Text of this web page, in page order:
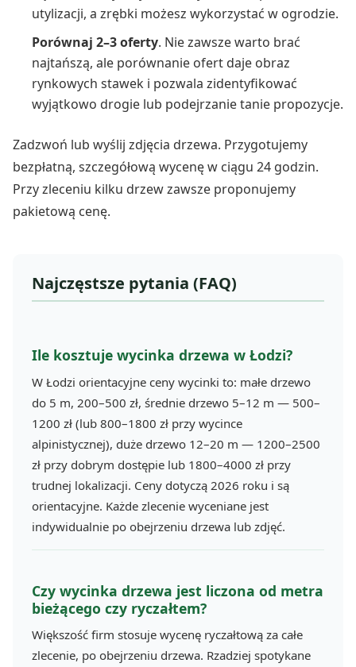
utylizacji, a zrębki możesz wykorzystać w ogrodzie.
Porównaj 2–3 oferty. Nie zawsze warto brać
najtańszą, ale porównanie ofert daje obraz
rynkowych stawek i pozwala zidentyfikować
wyjątkowo drogie lub podejrzanie tanie propozycje.
Zadzwoń lub wyślij zdjęcia drzewa. Przygotujemy
bezpłatną, szczegółową wycenę w ciągu 24 godzin.
Przy zleceniu kilku drzew zawsze proponujemy
pakietową cenę.
Najczęstsze pytania (FAQ)
Ile kosztuje wycinka drzewa w Łodzi?
W Łodzi orientacyjne ceny wycinki to: małe drzewo
do 5 m, 200–500 zł, średnie drzewo 5–12 m — 500–
1200 zł (lub 800–1800 zł przy wycince
alpinistycznej), duże drzewo 12–20 m — 1200–2500
zł przy dobrym dostępie lub 1800–4000 zł przy
trudnej lokalizacji. Ceny dotyczą 2026 roku i są
orientacyjne. Każde zlecenie wyceniane jest
indywidualnie po obejrzeniu drzewa lub zdjęć.
Czy wycinka drzewa jest liczona od metra
bieżącego czy ryczałtem?
Większość firm stosuje wycenę ryczałtową za całe
zlecenie, po obejrzeniu drzewa. Rzadziej spotykane